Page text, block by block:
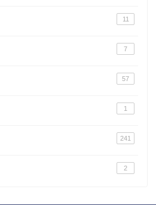
11
7
57
1
241
2